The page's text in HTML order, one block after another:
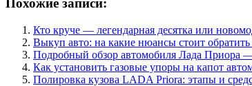
Похожие записи:
Кто круче — легендарная десятка или
Выкуп авто: на какие нюансы стоит
Подробный обзор автомобиля Лада Приора —
Как установить газовые упоры на капот
Полировка кузова LADA Priora: этапы и